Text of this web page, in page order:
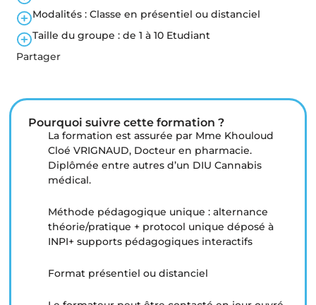
Modalités : Classe en présentiel ou distanciel
Taille du groupe : de 1 à 10 Etudiant
Partager
Pourquoi suivre cette formation ?
La formation est assurée par Mme Khouloud
Cloé VRIGNAUD, Docteur en pharmacie.
Diplômée entre autres d’un DIU Cannabis
médical.
Méthode pédagogique unique : alternance
théorie/pratique + protocol unique déposé à
INPI+ supports pédagogiques interactifs
Format présentiel ou distanciel